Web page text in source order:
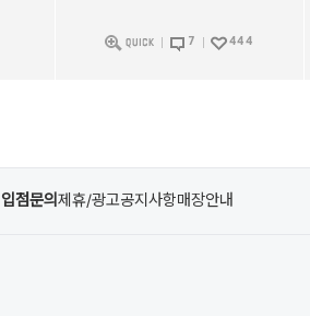
7 444
입점문의제휴/광고공지사항매장안내